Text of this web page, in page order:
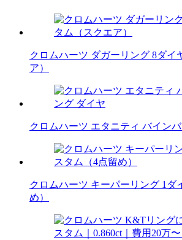
クロムハーツ ダガーリング 8ダイ
ア）
クロムハーツ エタニティ バイン
クロムハーツ キーパーリング 1ダ
め）